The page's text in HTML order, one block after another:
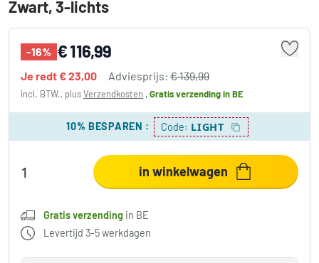
Zwart, 3-lichts
-16% € 116,99
Je redt€ 23,00 Adviesprijs: € 139,99
incl. BTW., plusVerzendkosten ,Gratis verzendingin BE
10% BESPAREN : Code: LIGHT
in winkelwagen
Gratis verzending in BE
Levertijd 3-5 werkdagen